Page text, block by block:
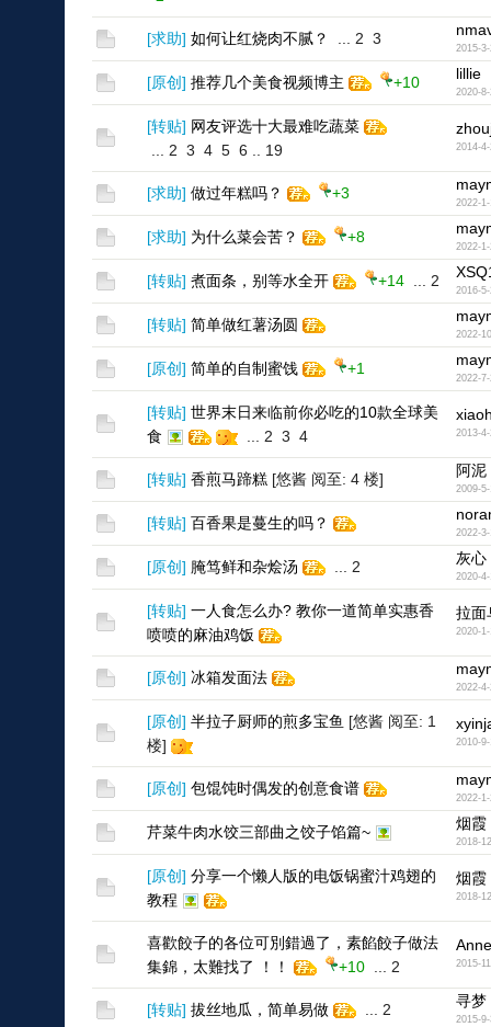
[求助] 如何让红烧肉不腻？ 2 3
2015-
[原创] 推荐几个美食视频博主 +10 lillie
2020-
[转贴] 网友评选十大最难吃蔬菜
2 3 4 5 6 19 2014-
[求助] 做过年糕吗？ +3
2022-
[求助] 为什么菜会苦？ +8
2022-
[转贴] 煮面条，别等水全开 +14 2
2016-
[转贴] 简单做红薯汤圆
2022-
[原创] 简单的自制蜜饯 +1
2022-
[转贴] 世界末日来临前你必吃的10款全球美
食
2 3 4 2013-
[转贴] 香煎马蹄糕 [悠酱 阅至: 4 楼] 阿泥
2009-
[转贴] 百香果是蔓生的吗？
2022-
[原创] 腌笃鲜和杂烩汤 2 灰心
2020-
[转贴] 一人食怎么办? 教你一道简单实惠香
喷喷的麻油鸡饭
拉面
2020-
[原创] 冰箱发面法
2022-
[原创] 半拉子厨师的煎多宝鱼 [悠酱 阅至: 1
楼]
2010-
[原创] 包馄饨时偶发的创意食谱
2022-
芹菜牛肉水饺三部曲之饺子馅篇~ 烟霞
2018-
[原创] 分享一个懒人版的电饭锅蜜汁鸡翅的
教程
烟霞
2018-
喜歡餃子的各位可別錯過了，素餡餃子做法
集錦，太難找了 ！！
+10 2 2015-
[转贴] 拔丝地瓜，简单易做 2 寻梦
2015-9-